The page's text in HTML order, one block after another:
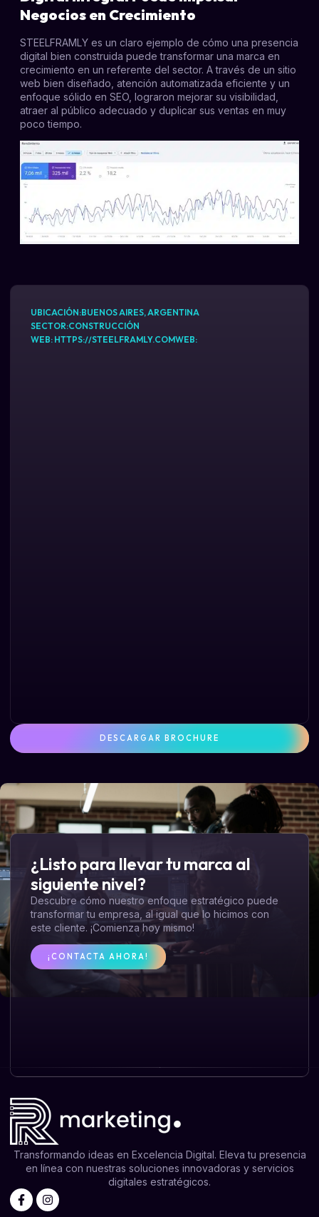
Negocios en Crecimiento
STEELFRAMLY es un claro ejemplo de cómo una presencia
digital bien construida puede transformar una marca en
crecimiento en un referente del sector. A través de un sitio
web bien diseñado, atención automatizada eficiente y un
enfoque sólido en SEO, lograron mejorar su visibilidad,
atraer al público adecuado y duplicar sus ventas en muy
poco tiempo.
UBICACIÓN:BUENOS AIRES, ARGENTINA
SECTOR:CONSTRUCCIÓN
WEB: HTTPS://STEELFRAMLY.COMWEB:
DESCARGAR BROCHURE
¿Listo para llevar tu marca al
siguiente nivel?
Descubre cómo nuestro enfoque estratégico puede
transformar tu empresa, al igual que lo hicimos con
este cliente. ¡Comienza hoy mismo!
¡CONTACTA AHORA!
Transformando ideas en Excelencia Digital. Eleva tu presencia
en línea con nuestras soluciones innovadoras y servicios
digitales estratégicos.